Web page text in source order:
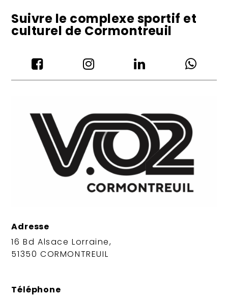
Suivre le complexe sportif et
culturel de Cormontreuil
   
Adresse
16 Bd Alsace Lorraine,
51350 CORMONTREUIL
Téléphone